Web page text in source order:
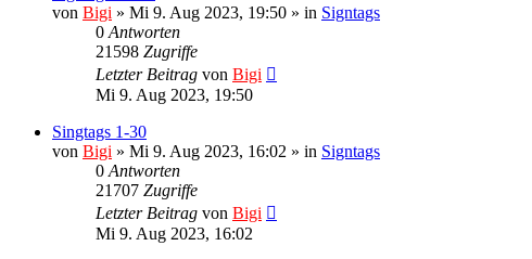
von Bigi » Mi 9. Aug 2023, 19:50 » in Signtags
0 Antworten
21598 Zugriffe
Letzter Beitrag von Bigi
Mi 9. Aug 2023, 19:50
Singtags 1-30
von Bigi » Mi 9. Aug 2023, 16:02 » in Signtags
0 Antworten
21707 Zugriffe
Letzter Beitrag von Bigi
Mi 9. Aug 2023, 16:02